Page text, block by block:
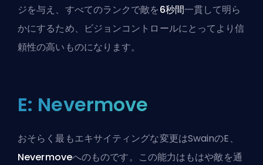
ジを与え、すべてのランクで敵を6秒間一貫して明ら
かにするため、ビジョンコントロールにとってより信
頼性の高いものになります。
E: Nevermove
おそらく最もエキサイティングな変更はSwainのE、
Nevermoveへのものです。この能力はもはや敵を通